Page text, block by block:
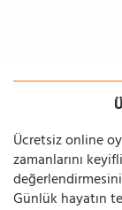
Ücretsiz online
zamanlarını
Günlük hayatın